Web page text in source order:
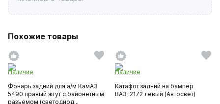
Похожие товары
Наличие
Фонарь задний для а/м КамАЗ
5490 правый жгут с байонетным
разъемом (светодиод...
Наличие
Катафот задний на бампер
ВАЗ-2172 левый (Автосвет)